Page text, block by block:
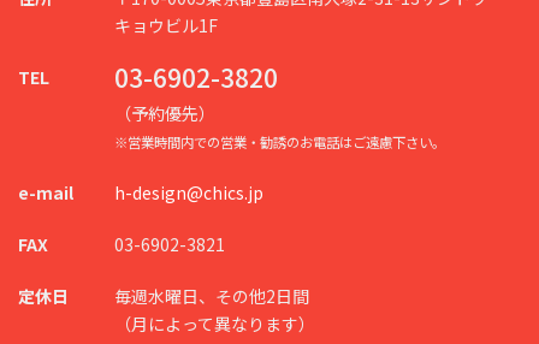
キョウビル1F
TEL 03-6902-3820
（予約優先）
※営業時間内での営業・勧誘のお電話はご遠慮下さい。
e-mail h-design@chics.jp
FAX 03-6902-3821
定休日
毎週水曜日、その他2日間
（月によって異なります）